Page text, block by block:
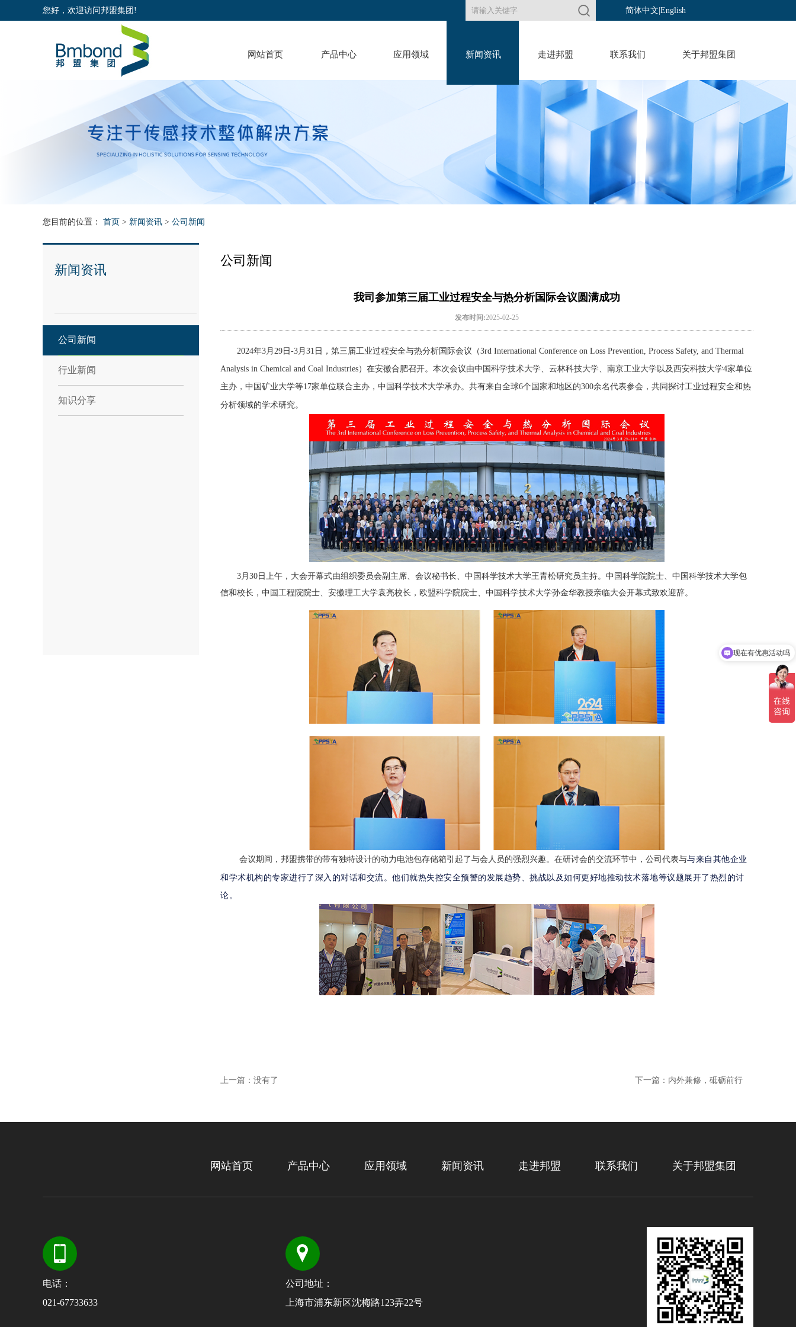
您好，欢迎访问邦盟集团! 简体中文 English
网站首页 产品中心 应用领域 新闻资讯 走进邦盟 联系我们 关于邦盟集团
您目前的位置： 首页 > 新闻资讯 > 公司新闻
新闻资讯
公司新闻
行业新闻
知识分享
公司新闻
我司参加第三届工业过程安全与热分析国际会议圆满成功
发布时间:2025-02-25
2024年3月29日-3月31日，第三届工业过程安全与热分析国际会议（3rd International Conference on Loss Prevention, Process Safety, and Thermal
Analysis in Chemical and Coal Industries）在安徽合肥召开。本次会议由中国科学技术大学、云林科技大学、南京工业大学以及西安科技大学4家单位
主办，中国矿业大学等17家单位联合主办，中国科学技术大学承办。共有来自全球6个国家和地区的300余名代表参会，共同探讨工业过程安全和热
分析领域的学术研究。
3月30日上午，大会开幕式由组织委员会副主席、会议秘书长、中国科学技术大学王青松研究员主持。中国科学院院士、中国科学技术大学包
信和校长，中国工程院院士、安徽理工大学袁亮校长，欧盟科学院院士、中国科学技术大学孙金华教授亲临大会开幕式致欢迎辞。
会议期间，邦盟携带的带有独特设计的动力电池包存储箱引起了与会人员的强烈兴趣。在研讨会的交流环节中，公司代表与与来自其他企业
和学术机构的专家进行了深入的对话和交流。他们就热失控安全预警的发展趋势、挑战以及如何更好地推动技术落地等议题展开了热烈的讨
论。
上一篇：没有了 下一篇：内外兼修，砥砺前行
网站首页 产品中心 应用领域 新闻资讯 走进邦盟 联系我们 关于邦盟集团
电话：
021-67733633
公司地址：
上海市浦东新区沈梅路123弄22号
现在有优惠活动吗